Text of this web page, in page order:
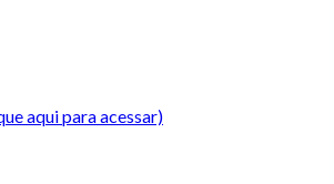
aqui para acessar)